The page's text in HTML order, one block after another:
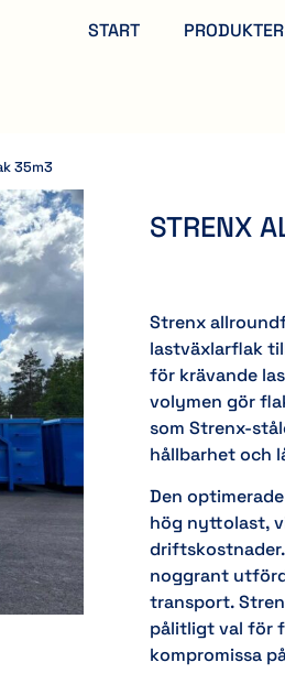
START PRODUKTER
35m3
STRENX
Strenx
lastväxlarflak
för krävande
volymen gör
som Strenx-
hållbarhet och
Den
hög nyttolast,
noggrant
transport.
pålitligt val för
kompromissa